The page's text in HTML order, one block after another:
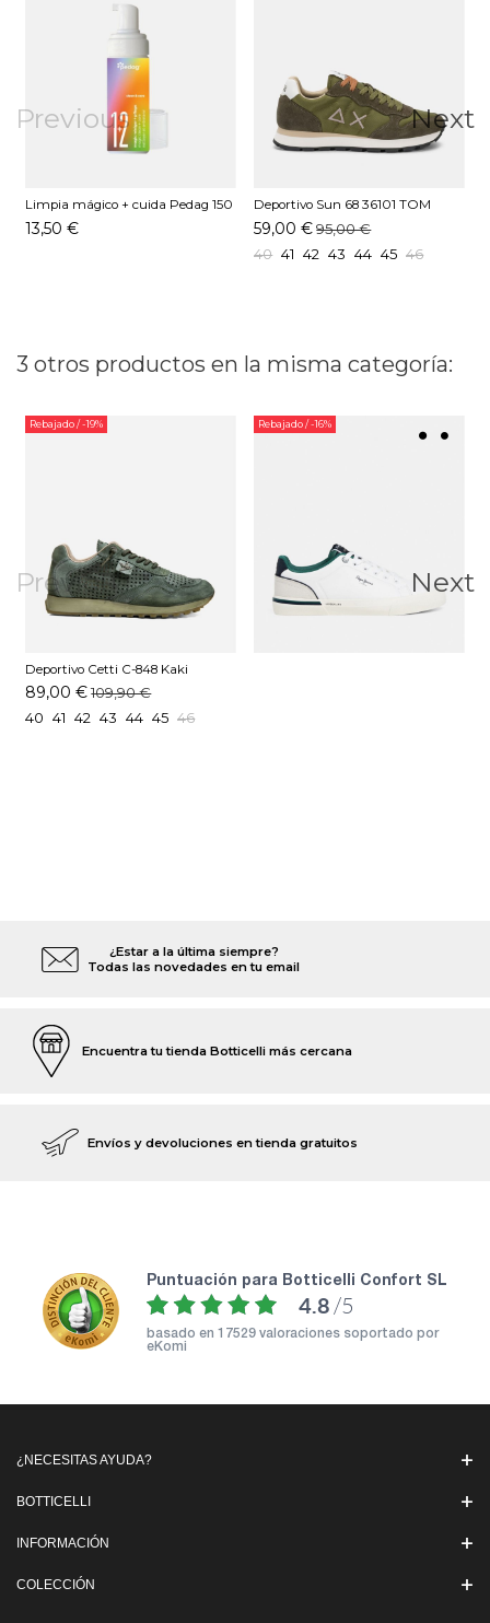
Previous
Limpia mágico + cuida Pedag 150
ML
13,50 €
Deportivo Sun 68 36101 TOM
SOLID Kaki
59,00 € 95,00 €
40 41 42 43 44 45 46
Next
3 otros productos en la misma categoría:
Previous
Rebajado/ -19%
Deportivo Cetti C-848 Kaki
89,00 € 109,90 €
40 41 42 43 44 45 46
Rebajado/ -16%
Next
¿Estar a la última siempre?
Todas las novedades en tu email
Encuentra tu tienda Botticelli más cercana
Envíos y devoluciones en tienda gratuitos
puntuación para Botticelli Confort SL
4.8 /5
basado en 17529 valoraciones soportado por
eKomi
¿NECESITAS AYUDA?
BOTTICELLI
INFORMACIÓN
COLECCIÓN